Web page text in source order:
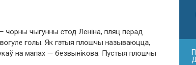
чыгунны стод Леніна, пляц перад
голы. Як гэтыя плошчы называюцца,
на мапах — безвынікова. Пустыя плошчы